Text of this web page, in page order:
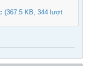
(367.5 KB, 344 lượt